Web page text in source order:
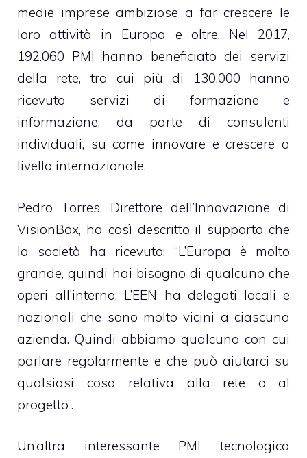
medie imprese ambiziose a far crescere le
loro attività in Europa e oltre. Nel 2017,
192.060 PMI hanno beneficiato dei servizi
della rete, tra cui più di 130.000 hanno
ricevuto servizi di formazione e
informazione, da parte di consulenti
individuali, su come innovare e crescere a
livello internazionale.
Pedro Torres, Direttore dell’Innovazione di
VisionBox, ha così descritto il supporto che
la società ha ricevuto: “L’Europa è molto
grande, quindi hai bisogno di qualcuno che
operi all’interno. L’EEN ha delegati locali e
nazionali che sono molto vicini a ciascuna
azienda. Quindi abbiamo qualcuno con cui
parlare regolarmente e che può aiutarci su
qualsiasi cosa relativa alla rete o al
progetto”.
Un’altra interessante PMI tecnologica